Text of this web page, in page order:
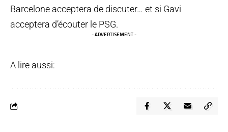
Barcelone acceptera de discuter… et si Gavi
acceptera d’écouter le PSG.
- ADVERTISEMENT -
A lire aussi: